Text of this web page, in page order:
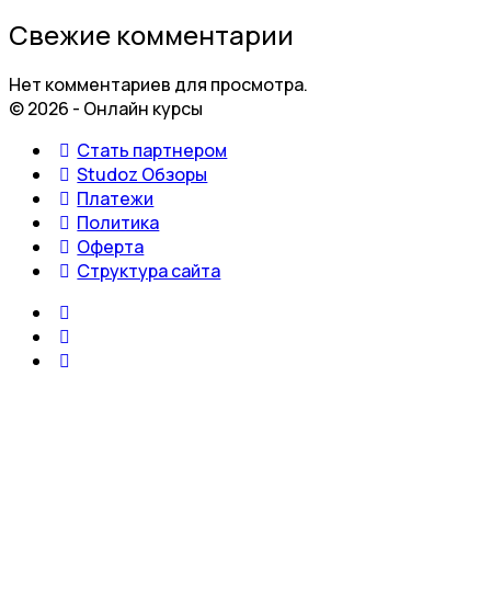
Свежие комментарии
Нет комментариев для просмотра.
© 2026 - Онлайн курсы
Стать партнером
Studoz Обзоры
Платежи
Политика
Оферта
Структура сайта